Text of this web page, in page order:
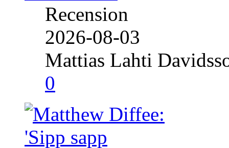
Recension
2026-08-03
Mattias Lahti
0